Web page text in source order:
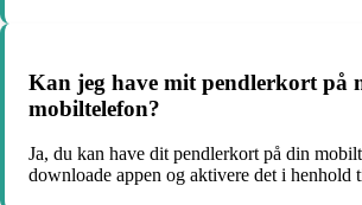
Kan jeg have mit pendlerkort på
mobiltelefon?
Ja, du kan have dit pendlerkort på din
downloade appen og aktivere det i henhold